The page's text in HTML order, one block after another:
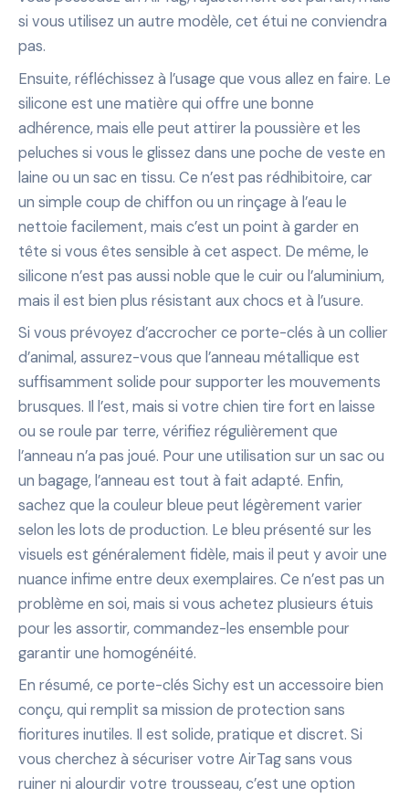
si vous utilisez un autre modèle, cet étui ne conviendra
pas.
Ensuite, réfléchissez à l’usage que vous allez en faire. Le
silicone est une matière qui offre une bonne
adhérence, mais elle peut attirer la poussière et les
peluches si vous le glissez dans une poche de veste en
laine ou un sac en tissu. Ce n’est pas rédhibitoire, car
un simple coup de chiffon ou un rinçage à l’eau le
nettoie facilement, mais c’est un point à garder en
tête si vous êtes sensible à cet aspect. De même, le
silicone n’est pas aussi noble que le cuir ou l’aluminium,
mais il est bien plus résistant aux chocs et à l’usure.
Si vous prévoyez d’accrocher ce porte-clés à un collier
d’animal, assurez-vous que l’anneau métallique est
suffisamment solide pour supporter les mouvements
brusques. Il l’est, mais si votre chien tire fort en laisse
ou se roule par terre, vérifiez régulièrement que
l’anneau n’a pas joué. Pour une utilisation sur un sac ou
un bagage, l’anneau est tout à fait adapté. Enfin,
sachez que la couleur bleue peut légèrement varier
selon les lots de production. Le bleu présenté sur les
visuels est généralement fidèle, mais il peut y avoir une
nuance infime entre deux exemplaires. Ce n’est pas un
problème en soi, mais si vous achetez plusieurs étuis
pour les assortir, commandez-les ensemble pour
garantir une homogénéité.
En résumé, ce porte-clés Sichy est un accessoire bien
conçu, qui remplit sa mission de protection sans
fioritures inutiles. Il est solide, pratique et discret. Si
vous cherchez à sécuriser votre AirTag sans vous
ruiner ni alourdir votre trousseau, c’est une option